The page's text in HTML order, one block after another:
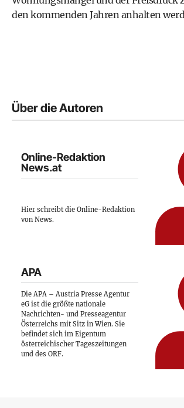
den kommenden Jahren anhalten
Über die Autoren
Online-Redaktion
News.at
Hier schreibt die Online-Redaktion
von News.
APA
Die APA – Austria Presse Agentur
eG ist die größte nationale
Nachrichten- und Presseagentur
Österreichs mit Sitz in Wien. Sie
befindet sich im Eigentum
österreichischer Tageszeitungen
und des ORF.